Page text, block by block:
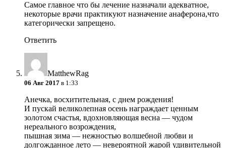
Самое главное что бы лечение назначали адекватное,
некоторые врачи практикуют назначение анаферона,что
категорически запрещено.
Ответить
MatthewRag
06 Авг 2017 в 1:33
Анечка, восхитительная, с днем рождения!
И пускай великолепная осень награждает ценным
золотом счастья, вдохновляющая весна — чудом
нереального возрождения,
пышная зима — нежностью волшебной любви и
долгожданное лето — невероятной жарой удивительной